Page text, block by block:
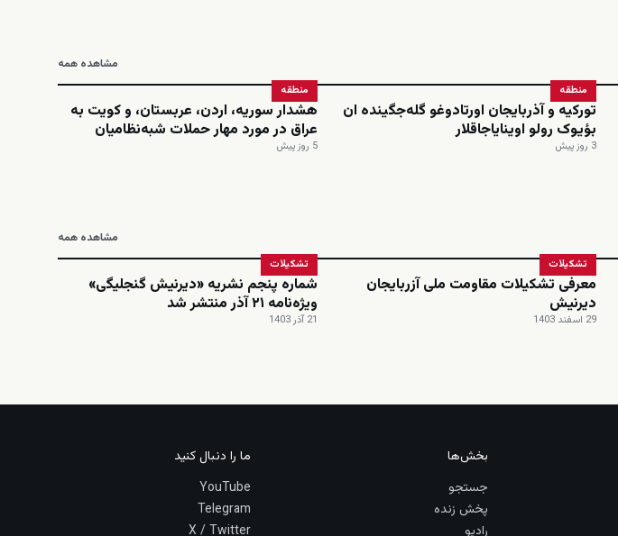
مشاهده همه
منطقه
تورکیه و آذربایجان اورتادوغو گله‌جگینده ان
بؤیوک رولو اوینایاجاقلار
3 روز پیش
منطقه
هشدار سوریه، اردن، عربستان، و کویت به
عراق در مورد مهار حملات شبه‌نظامیان
5 روز پیش
مشاهده همه
تشکیلات
معرفی تشکیلات مقاومت ملی آزربایجان
دیرنیش
29 اسفند 1403
تشکیلات
شماره پنجم نشریه «دیرنیش گنجلیگی»
ویژه‌نامه ۲۱ آذر منتشر شد
21 آذر 1403
بخش‌ها
جستجو
پخش زنده
رادیو
ما را دنبال کنید
YouTube
Telegram
X / Twitter